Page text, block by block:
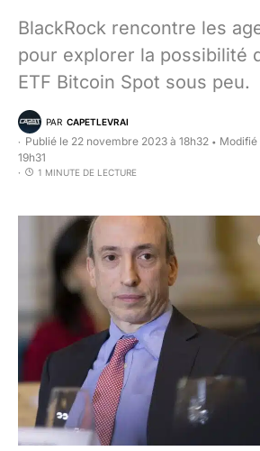
BlackRock rencontre les
pour explorer la possibilité
ETF Bitcoin Spot sous peu.
PAR CAPETLEVRAI
Publié le 22 novembre 2023 à 18h32 • Modifié
19h31
1 MINUTE DE LECTURE